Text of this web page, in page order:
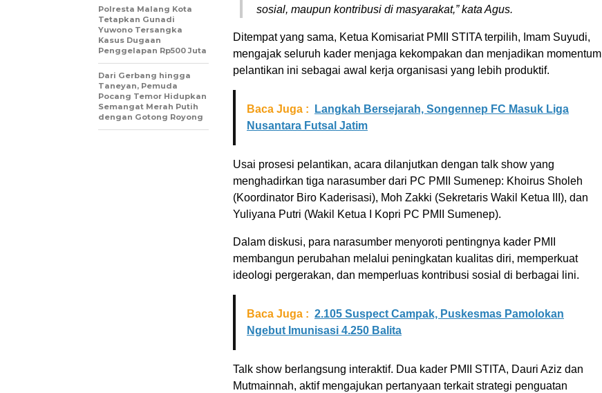
sosial, maupun kontribusi di masyarakat,” kata Agus.
Ditempat yang sama, Ketua Komisariat PMII STITA terpilih, Imam Suyudi,
mengajak seluruh kader menjaga kekompakan dan menjadikan momentum
pelantikan ini sebagai awal kerja organisasi yang lebih produktif.
Baca Juga :
Langkah Bersejarah, Songennep FC Masuk Liga
Nusantara Futsal Jatim
Usai prosesi pelantikan, acara dilanjutkan dengan talk show yang
menghadirkan tiga narasumber dari PC PMII Sumenep: Khoirus Sholeh
(Koordinator Biro Kaderisasi), Moh Zakki (Sekretaris Wakil Ketua III), dan
Yuliyana Putri (Wakil Ketua I Kopri PC PMII Sumenep).
Dalam diskusi, para narasumber menyoroti pentingnya kader PMII
membangun perubahan melalui peningkatan kualitas diri, memperkuat
ideologi pergerakan, dan memperluas kontribusi sosial di berbagai lini.
Baca Juga : 2.105 Suspect Campak, Puskesmas Pamolokan
Ngebut Imunisasi 4.250 Balita
Talk show berlangsung interaktif. Dua kader PMII STITA, Dauri Aziz dan
Mutmainnah, aktif mengajukan pertanyaan terkait strategi penguatan
Polresta Malang Kota
Tetapkan Gunadi
Yuwono Tersangka
Kasus Dugaan
Penggelapan Rp500 Juta
Dari Gerbang hingga
Taneyan, Pemuda
Pocang Temor Hidupkan
Semangat Merah Putih
dengan Gotong Royong